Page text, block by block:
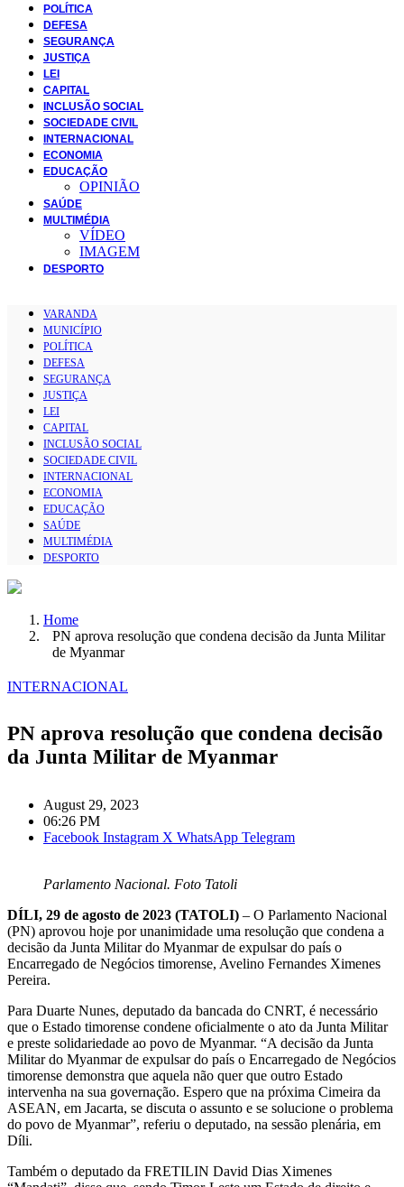
POLÍTICA
DEFESA
SEGURANÇA
JUSTIÇA
LEI
CAPITAL
INCLUSÃO SOCIAL
SOCIEDADE CIVIL
INTERNACIONAL
ECONOMIA
EDUCAÇÃO
OPINIÃO
SAÚDE
MULTIMÉDIA
VÍDEO
IMAGEM
DESPORTO
VARANDA
MUNICÍPIO
POLÍTICA
DEFESA
SEGURANÇA
JUSTIÇA
LEI
CAPITAL
INCLUSÃO SOCIAL
SOCIEDADE CIVIL
INTERNACIONAL
ECONOMIA
EDUCAÇÃO
SAÚDE
MULTIMÉDIA
DESPORTO
Home
PN aprova resolução que condena decisão da Junta Militar
de Myanmar
INTERNACIONAL
PN aprova resolução que condena decisão
da Junta Militar de Myanmar
August 29, 2023
06:26 PM
Facebook Instagram X WhatsApp Telegram
Parlamento Nacional. Foto Tatoli
DÍLI, 29 de agosto de 2023 (TATOLI) – O Parlamento Nacional
(PN) aprovou hoje por unanimidade uma resolução que condena a
decisão da Junta Militar do Myanmar de expulsar do país o
Encarregado de Negócios timorense, Avelino Fernandes Ximenes
Pereira.
Para Duarte Nunes, deputado da bancada do CNRT, é necessário
que o Estado timorense condene oficialmente o ato da Junta Militar
e preste solidariedade ao povo de Myanmar. “A decisão da Junta
Militar do Myanmar de expulsar do país o Encarregado de Negócios
timorense demonstra que aquela não quer que outro Estado
intervenha na sua governação. Espero que na próxima Cimeira da
ASEAN, em Jacarta, se discuta o assunto e se solucione o problema
do povo de Myanmar”, referiu o deputado, na sessão plenária, em
Díli.
Também o deputado da FRETILIN David Dias Ximenes